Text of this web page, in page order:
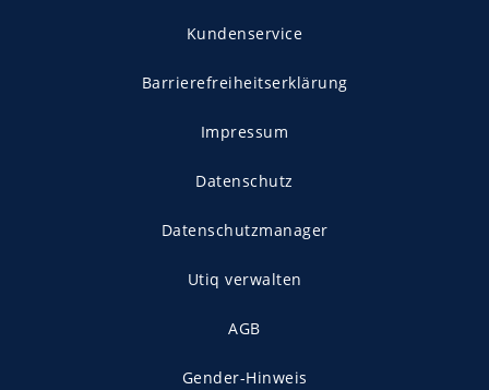
Kundenservice
Barrierefreiheitserklärung
Impressum
Datenschutz
Datenschutzmanager
Utiq verwalten
AGB
Gender-Hinweis